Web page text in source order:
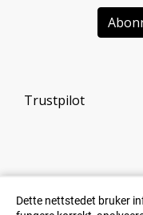
Dette nettstedet bruker
Trustpilot